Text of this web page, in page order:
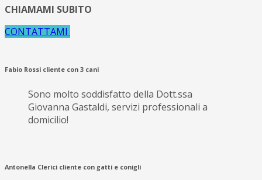
CHIAMAMI SUBITO
CONTATTAMI
Fabio Rossi cliente con 3 cani
Sono molto soddisfatto della Dott.ssa
Giovanna Gastaldi, servizi professionali a
domicilio!
Antonella Clerici cliente con gatti e conigli